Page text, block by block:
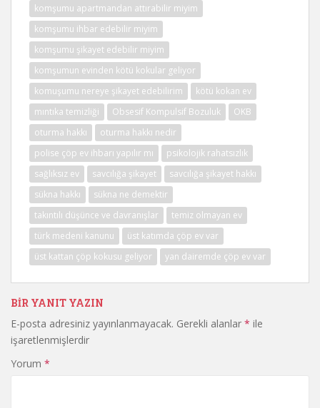
komşumu apartmandan attırabilir miyim
komşumu ihbar edebilir miyim
komşumu şikayet edebilir miyim
komşumun evinden kötü kokular geliyor
komuşumu nereye şikayet edebilirim
kötü kokan ev
mıntıka temizliği
Obsesif Kompulsif Bozuluk
OKB
oturma hakkı
oturma hakkı nedir
polise çöp ev ihbarı yapılır mı
psikolojik rahatsızlık
sağlıksız ev
savcılığa şikayet
savcılığa şikayet hakkı
sükna hakkı
sükna ne demektir
takıntılı düşünce ve davranışlar
temiz olmayan ev
türk medeni kanunu
üst katımda çöp ev var
üst kattan çöp kokusu geliyor
yan dairemde çöp ev var
BIR YANIT YAZIN
E-posta adresiniz yayınlanmayacak. Gerekli alanlar * ile
işaretlenmişlerdir
Yorum *